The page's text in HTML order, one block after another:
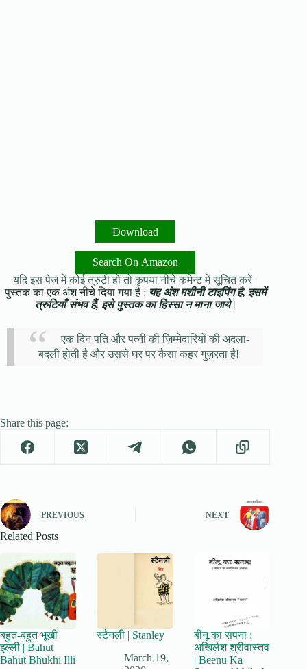
Download
Search On Amazon
यदि इस पेज में कोई त्रुटी हो तो कृपया नीचे कमेन्ट में सूचित करें |
पुस्तक का एक अंश नीचे दिया गया है : यह अंश मशीनी टाइपिंग है, इसमें
त्रुटियाँ संभव हैं, इसे पुस्तक का हिस्सा न माना जाये |
एक दिन पति और पत्नी की ज़िम्मेदारियों की अदला-
बदली होती है और उससे घर पर कैसा कहर गुज़रता है!
Share this page:
PREVIOUS NEXT
Related Posts
बहुत-बहुत भूखी
इल्ली | Bahut
Bahut Bhukhi Illi
स्टैनली | Stanley
March 19,
बीनू का सपना :
अखिलेश श्रीवास्तव
| Beenu Ka